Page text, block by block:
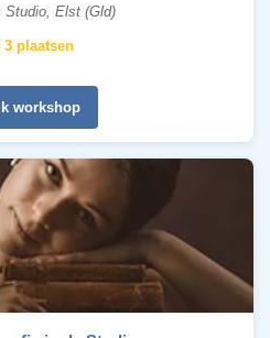
Studio, Elst (Gld)
3 plaatsen
workshop